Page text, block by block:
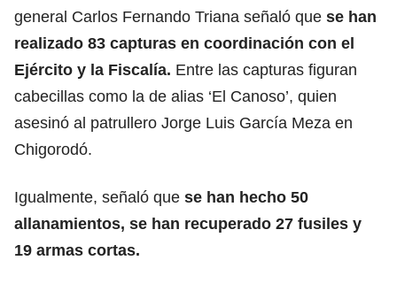
general Carlos Fernando Triana señaló que se han
realizado 83 capturas en coordinación con el
Ejército y la Fiscalía. Entre las capturas figuran
cabecillas como la de alias ‘El Canoso’, quien
asesinó al patrullero Jorge Luis García Meza en
Chigorodó.
Igualmente, señaló que se han hecho 50
allanamientos, se han recuperado 27 fusiles y
19 armas cortas.